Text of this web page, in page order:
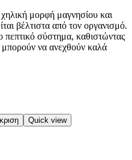
χηλική μορφή μαγνησίου και
βέλτιστα από τον οργανισμό.
πεπτικό σύστημα, καθιστώντας
μπορούν να ανεχθούν καλά
Quick view